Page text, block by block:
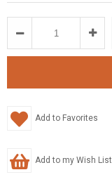
Add to Favorites
Add to my Wish List